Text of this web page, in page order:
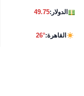
الدولار:49.75
القاهرة:26°